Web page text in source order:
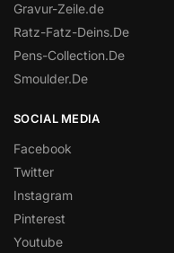
Gravur-Zeile.de
Ratz-Fatz-Deins.De
Pens-Collection.De
Smoulder.De
SOCIAL MEDIA
Facebook
Twitter
Instagram
Pinterest
Youtube